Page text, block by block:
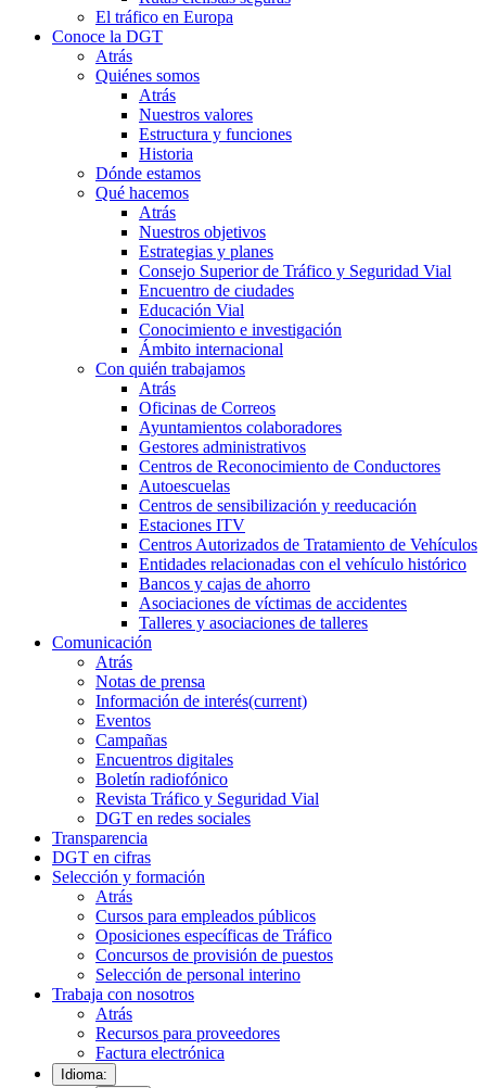
El tráfico en Europa
Conoce la DGT
Atrás
Quiénes somos
Atrás
Nuestros valores
Estructura y funciones
Historia
Dónde estamos
Qué hacemos
Atrás
Nuestros objetivos
Estrategias y planes
Consejo Superior de Tráfico y Seguridad Vial
Encuentro de ciudades
Educación Vial
Conocimiento e investigación
Ámbito internacional
Con quién trabajamos
Atrás
Oficinas de Correos
Ayuntamientos colaboradores
Gestores administrativos
Centros de Reconocimiento de Conductores
Autoescuelas
Centros de sensibilización y reeducación
Estaciones ITV
Centros Autorizados de Tratamiento de Vehículos
Entidades relacionadas con el vehículo histórico
Bancos y cajas de ahorro
Asociaciones de víctimas de accidentes
Talleres y asociaciones de talleres
Comunicación
Atrás
Notas de prensa
Información de interés(current)
Eventos
Campañas
Encuentros digitales
Boletín radiofónico
Revista Tráfico y Seguridad Vial
DGT en redes sociales
Transparencia
DGT en cifras
Selección y formación
Atrás
Cursos para empleados públicos
Oposiciones específicas de Tráfico
Concursos de provisión de puestos
Selección de personal interino
Trabaja con nosotros
Atrás
Recursos para proveedores
Factura electrónica
Idioma: